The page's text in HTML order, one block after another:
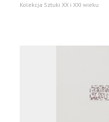
Kolekcja Sztuki XX i XXI wieku